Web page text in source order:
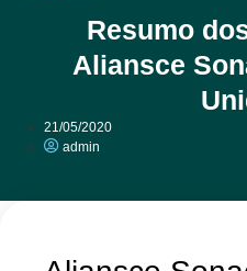
Resumo
Aliansce
21/05/2020
admin